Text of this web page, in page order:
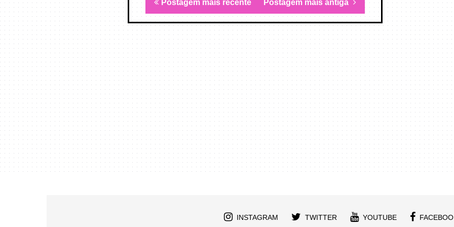
Postagem mais recente Postagem mais antiga
INSTAGRAM TWITTER YOUTUBE